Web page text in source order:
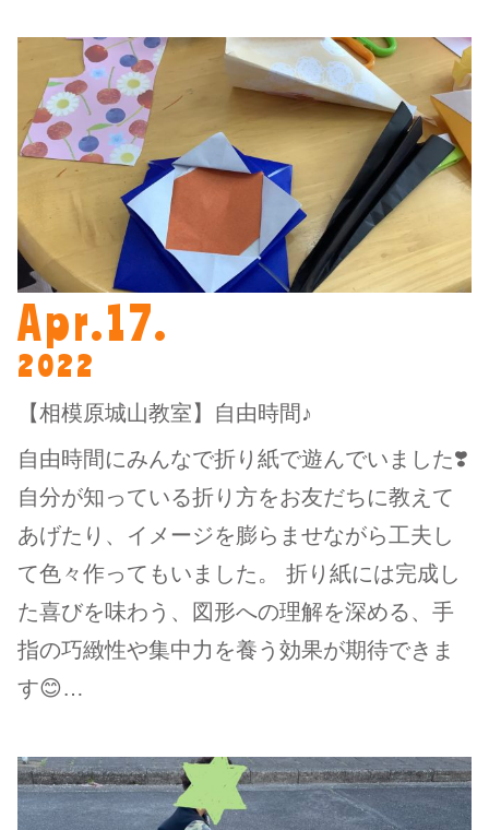
Apr.17.
2022
【相模原城山教室】自由時間♪
自由時間にみんなで折り紙で遊んでいました❣️
自分が知っている折り方をお友だちに教えて
あげたり、イメージを膨らませながら工夫し
て色々作ってもいました。 折り紙には完成し
た喜びを味わう、図形への理解を深める、手
指の巧緻性や集中力を養う効果が期待できま
す😊…